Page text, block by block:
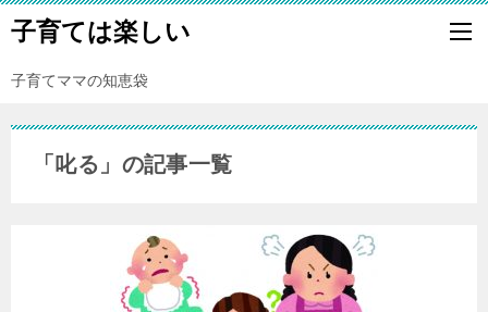
子育ては楽しい
子育てママの知恵袋
「叱る」の記事一覧